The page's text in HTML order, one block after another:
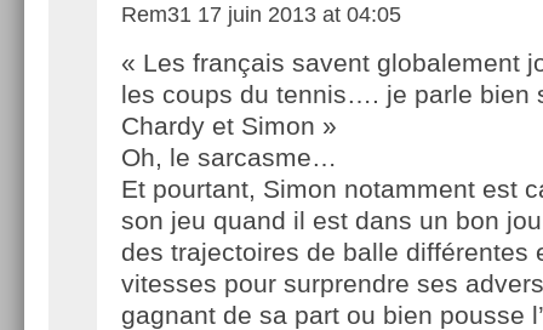
Rem31 17 juin 2013 at 04:05
« Les français savent globalement
les coups du tennis…. je parle bien
Chardy et Simon »
Oh, le sarcasme…
Et pourtant, Simon notamment est
son jeu quand il est dans un bon
des trajectoires de balle différentes
vitesses pour surprendre ses
gagnant de sa part ou bien pousse